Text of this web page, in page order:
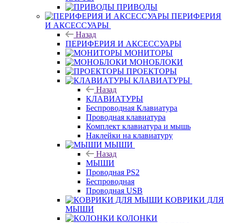
ПРИВОДЫ
ПЕРИФЕРИЯ
И АКСЕССУАРЫ
Назад
ПЕРИФЕРИЯ И АКСЕССУАРЫ
МОНИТОРЫ
МОНОБЛОКИ
ПРОЕКТОРЫ
КЛАВИАТУРЫ
Назад
КЛАВИАТУРЫ
Беспроводная Клавиатура
Проводная клавиатура
Комплект клавиатура и мышь
Наклейки на клавиатуру
МЫШИ
Назад
МЫШИ
Проводная PS2
Беспроводная
Проводная USB
КОВРИКИ ДЛЯ
МЫШИ
КОЛОНКИ